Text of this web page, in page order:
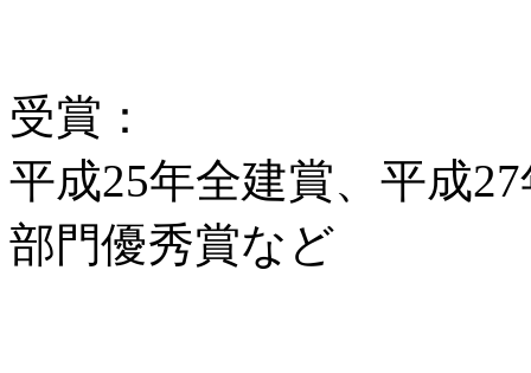
受賞：
平成25年全建賞、平成
部門優秀賞など